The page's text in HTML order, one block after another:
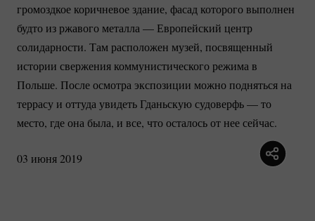
громоздкое коричневое здание, фасад которого выполнен
будто из ржавого металла — Европейский центр
солидарности. Там расположен музей, посвященный
истории свержения коммунистического режима в
Польше. После осмотра экспозиции можно подняться на
террасу и оттуда увидеть Гданьскую судоверфь — то
место, где она была, и все, что осталось от нее сейчас.
03 июня 2019